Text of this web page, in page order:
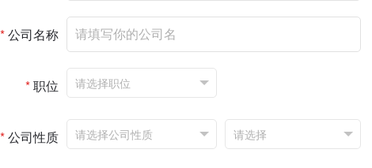
*公司名称
*职位
*公司性质